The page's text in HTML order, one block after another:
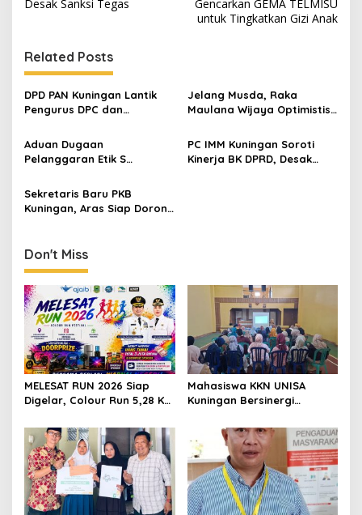
Desak Sanksi Tegas
Gencarkan GEMA TELMISU
untuk Tingkatkan Gizi Anak
Related Posts
DPD PAN Kuningan Lantik
Pengurus DPC dan
Minimal Satu Dapil Satu
Kursi
Jelang Musda, Raka
Maulana Wijaya Optimistis
Golkar Kuningan
Aduan Dugaan
Pelanggaran Etik S
Menggantung, Ketua BK
Ungkap Begini
PC IMM Kuningan Soroti
Kinerja BK DPRD, Desak
Sekretaris Baru PKB
Kuningan, Aras Siap Dorong
Don't Miss
MELESAT RUN 2026 Siap
Digelar, Colour Run 5,28 Km
dan Promosi Kuningan
Mahasiswa KKN UNISA
Kuningan Bersinergi
Puskesmas, Fokus Edukasi
ASI, Cegah Stunting hingga
Perawatan Lansia